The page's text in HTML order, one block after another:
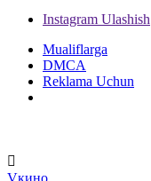
Instagram Ulashish
Mualiflarga
DMCA
Reklama Uchun
Vкино